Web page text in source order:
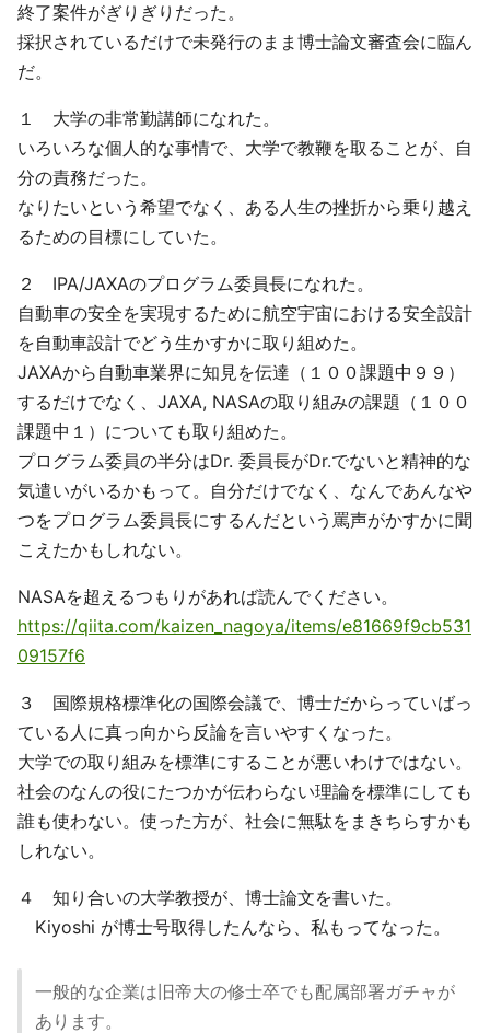
終了案件がぎりぎりだった。
採択されているだけで未発行のまま博士論文審査会に臨ん
だ。
１ 大学の非常勤講師になれた。
いろいろな個人的な事情で、大学で教鞭を取ることが、自
分の責務だった。
なりたいという希望でなく、ある人生の挫折から乗り越え
るための目標にしていた。
２ IPA/JAXAのプログラム委員長になれた。
自動車の安全を実現するために航空宇宙における安全設計
を自動車設計でどう生かすかに取り組めた。
JAXAから自動車業界に知見を伝達（１００課題中９９）
するだけでなく、JAXA, NASAの取り組みの課題（１００
課題中１）についても取り組めた。
プログラム委員の半分はDr. 委員長がDr.でないと精神的な
気遣いがいるかもって。自分だけでなく、なんであんなや
つをプログラム委員長にするんだという罵声がかすかに聞
こえたかもしれない。
NASAを超えるつもりがあれば読んでください。
https://qiita.com/kaizen_nagoya/items/e81669f9cb531
09157f6
３ 国際規格標準化の国際会議で、博士だからっていばっ
ている人に真っ向から反論を言いやすくなった。
大学での取り組みを標準にすることが悪いわけではない。
社会のなんの役にたつかが伝わらない理論を標準にしても
誰も使わない。使った方が、社会に無駄をまきちらすかも
しれない。
４ 知り合いの大学教授が、博士論文を書いた。
Kiyoshi が博士号取得したんなら、私もってなった。
一般的な企業は旧帝大の修士卒でも配属部署ガチャが
あります。